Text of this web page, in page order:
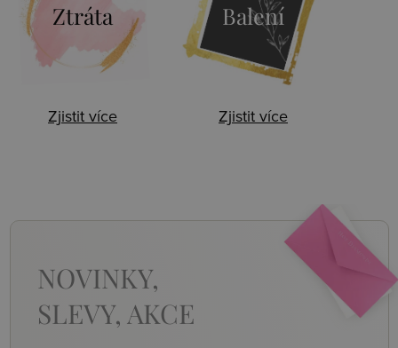
Ztráta
Zjistit více
Balení
Zjistit více
NOVINKY,
SLEVY, AKCE